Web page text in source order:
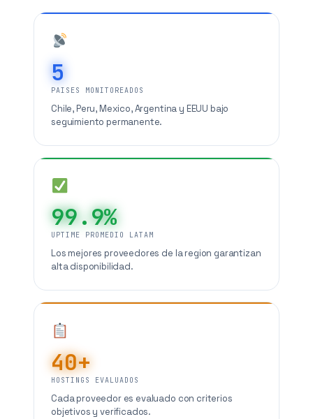
5
PAISES MONITOREADOS
Chile, Peru, Mexico, Argentina y EEUU bajo
seguimiento permanente.
99.9%
UPTIME PROMEDIO LATAM
Los mejores proveedores de la region garantizan
alta disponibilidad.
40+
HOSTINGS EVALUADOS
Cada proveedor es evaluado con criterios
objetivos y verificados.